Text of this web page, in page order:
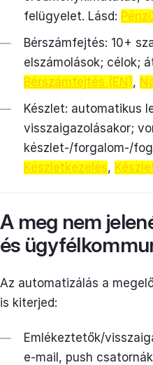
felügyelet. Lásd:
Bérszámfejtés: 10+
elszámolások; célok;
Bérszámfejtés (EN),
Készlet: automatikus
visszaigazolásakor;
készlet-/forgalom-/
Készletkezelés,
A meg nem
és
Az automatizálás a
is kiterjed:
Emlékeztetők/
e-mail, push